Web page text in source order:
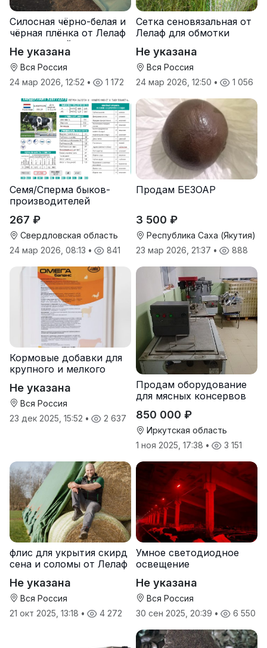
Силосная чёрно-белая и
чёрная плёнка от Лелаф
для траншей и ям
силоса/сенажа
Не указана
Вся Россия
24 мар 2026, 12:52 • 1 172
Сетка сеновязальная от
Лелаф для обмотки
Не указана
Вся Россия
24 мар 2026, 12:50 • 1 056
Семя/Сперма быков-
производителей
267 ₽
Свердловская область
24 мар 2026, 08:13 • 841
Продам БЕЗОАР
3 500 ₽
Республика Саха (Якутия)
23 мар 2026, 21:37 • 888
Кормовые добавки для
крупного и мелкого
Не указана
Вся Россия
23 дек 2025, 15:52 • 2 637
Продам оборудование
для мясных консервов
850 000 ₽
Иркутская область
1 ноя 2025, 17:38 • 3 151
флис для укрытия скирд
сена и соломы от Лелаф
Не указана
Вся Россия
21 окт 2025, 13:18 • 4 272
Умное светодиодное
освещение
Не указана
Вся Россия
30 сен 2025, 20:39 • 6 550